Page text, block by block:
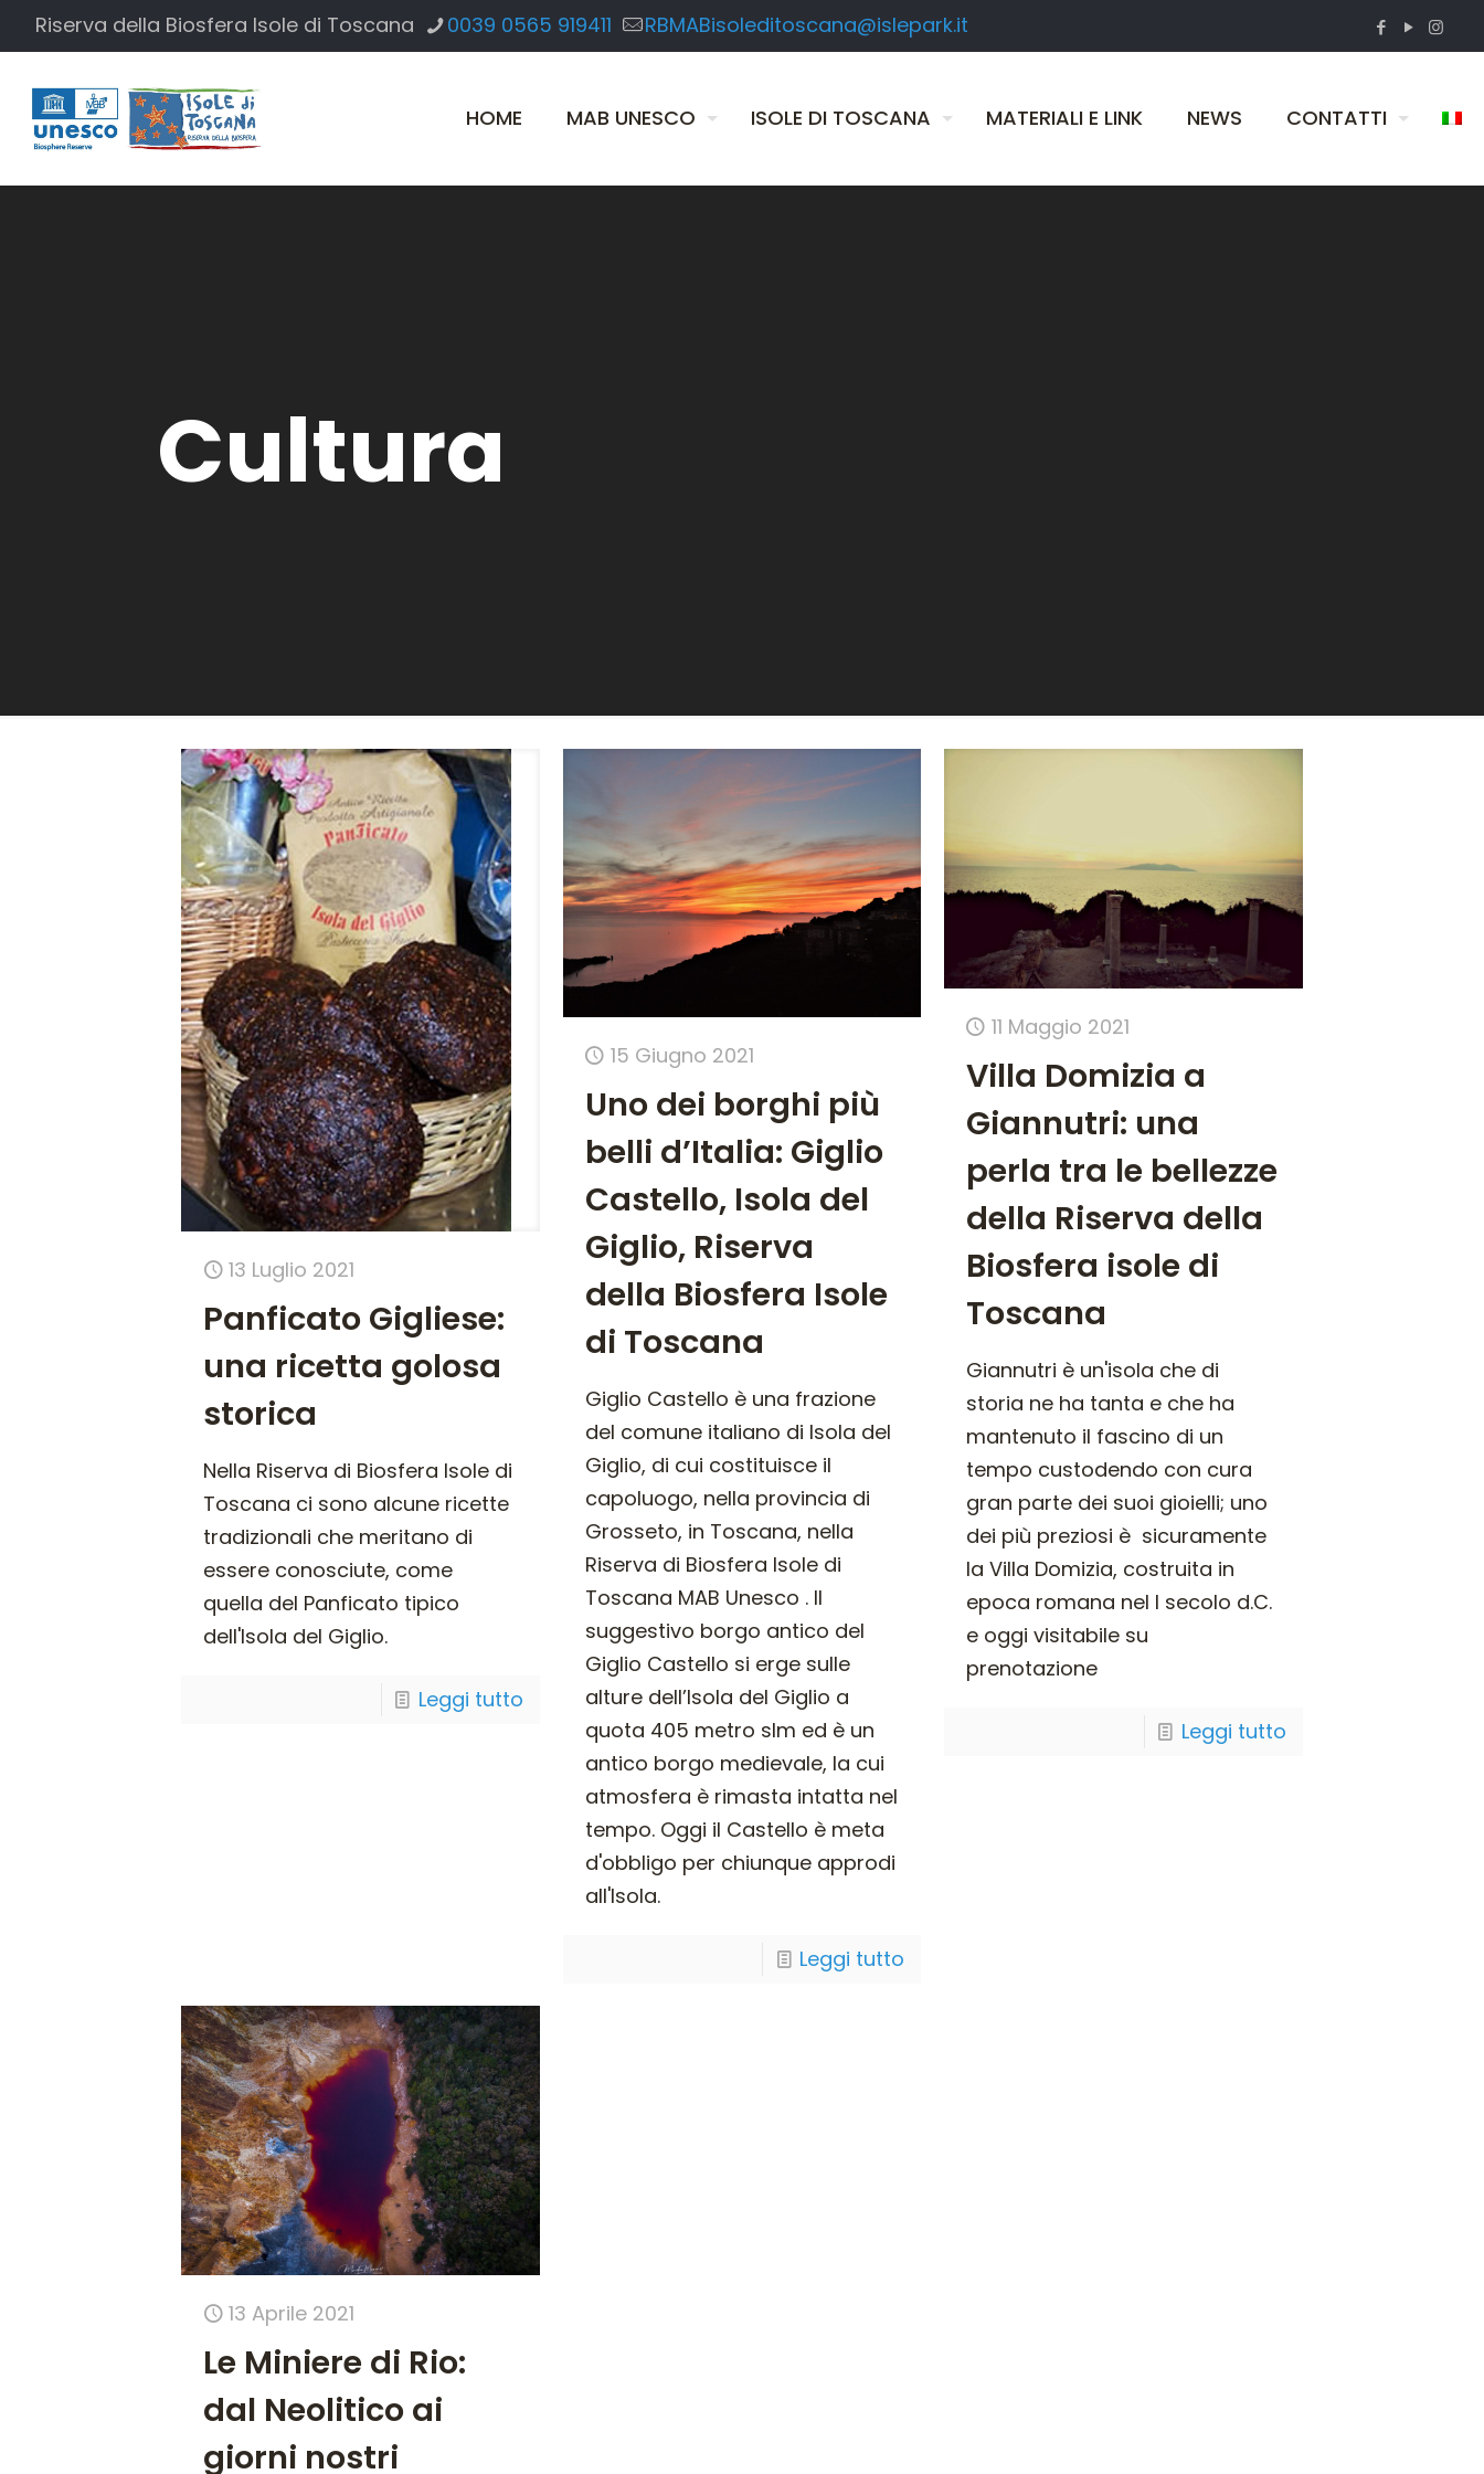
Riserva della Biosfera Isole di Toscana 0039 0565 919411 RBMABisoleditoscana@islepark.it
HOME MAB UNESCO ISOLE DI TOSCANA MATERIALI E LINK NEWS CONTATTI
Cultura
13 Luglio 2021
Panficato Gigliese:
una ricetta golosa
storica
Nella Riserva di Biosfera Isole di
Toscana ci sono alcune ricette
tradizionali che meritano di
essere conosciute, come
quella del Panficato tipico
dell'Isola del Giglio.
Leggi tutto
15 Giugno 2021
Uno dei borghi più
belli d’Italia: Giglio
Castello, Isola del
Giglio, Riserva
della Biosfera Isole
di Toscana
Giglio Castello è una frazione
del comune italiano di Isola del
Giglio, di cui costituisce il
capoluogo, nella provincia di
Grosseto, in Toscana, nella
Riserva di Biosfera Isole di
Toscana MAB Unesco . Il
suggestivo borgo antico del
Giglio Castello si erge sulle
alture dell’Isola del Giglio a
quota 405 metro slm ed è un
antico borgo medievale, la cui
atmosfera è rimasta intatta nel
tempo. Oggi il Castello è meta
d'obbligo per chiunque approdi
all'Isola.
Leggi tutto
11 Maggio 2021
Villa Domizia a
Giannutri: una
perla tra le bellezze
della Riserva della
Biosfera isole di
Toscana
Giannutri è un'isola che di
storia ne ha tanta e che ha
mantenuto il fascino di un
tempo custodendo con cura
gran parte dei suoi gioielli; uno
dei più preziosi è sicuramente
la Villa Domizia, costruita in
epoca romana nel I secolo d.C.
e oggi visitabile su
prenotazione
Leggi tutto
13 Aprile 2021
Le Miniere di Rio:
dal Neolitico ai
giorni nostri